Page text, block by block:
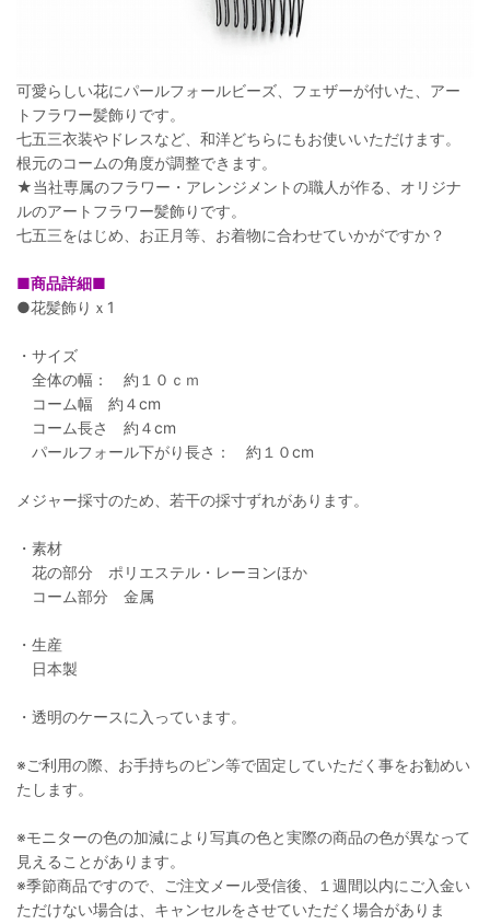
可愛らしい花にパールフォールビーズ、フェザーが付いた、アー
トフラワー髪飾りです。
七五三衣装やドレスなど、和洋どちらにもお使いいただけます。
根元のコームの角度が調整できます。
★当社専属のフラワー・アレンジメントの職人が作る、オリジナ
ルのアートフラワー髪飾りです。
七五三をはじめ、お正月等、お着物に合わせていかがですか？
■商品詳細■
●花髪飾りｘ1
・サイズ
全体の幅： 約１０ｃｍ
コーム幅 約４cm
コーム長さ 約４cm
パールフォール下がり長さ： 約１０cm
メジャー採寸のため、若干の採寸ずれがあります。
・素材
花の部分 ポリエステル・レーヨンほか
コーム部分 金属
・生産
日本製
・透明のケースに入っています。
※ご利用の際、お手持ちのピン等で固定していただく事をお勧めい
たします。
※モニターの色の加減により写真の色と実際の商品の色が異なって
見えることがあります。
※季節商品ですので、ご注文メール受信後、１週間以内にご入金い
ただけない場合は、キャンセルをさせていただく場合がありま